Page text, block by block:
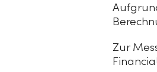
Zur